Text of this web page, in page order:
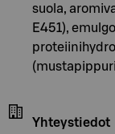
suola,
E451),
Yhteystiedot